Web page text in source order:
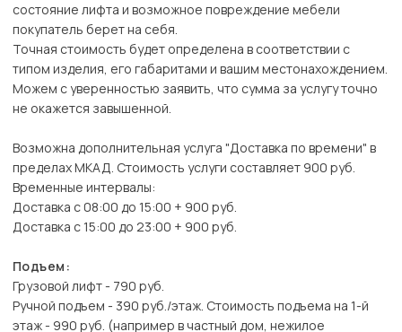
состояние лифта и возможное повреждение мебели
покупатель берет на себя.
Точная стоимость будет определена в соответствии с
типом изделия, его габаритами и вашим местонахождением.
Можем с уверенностью заявить, что сумма за услугу точно
не окажется завышенной.
Возможна дополнительная услуга "Доставка по времени" в
пределах МКАД. Стоимость услуги составляет 900 руб.
Временные интервалы:
Доставка с 08:00 до 15:00 + 900 руб.
Доставка с 15:00 до 23:00 + 900 руб.
Подъем:
Грузовой лифт - 790 руб.
Ручной подъем - 390 руб./этаж. Стоимость подъема на 1-й
этаж - 990 руб. (например в частный дом, нежилое